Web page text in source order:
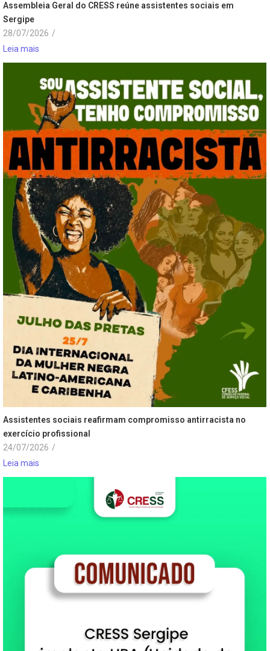
Assembleia Geral do CRESS reúne assistentes sociais em
Sergipe
28/07/2026 /
Leia mais
Assistentes sociais reafirmam compromisso antirracista no
exercício profissional
24/07/2026 /
Leia mais